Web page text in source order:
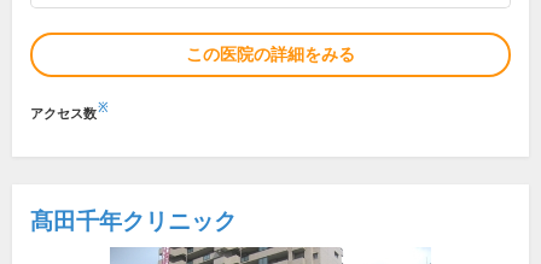
この医院の詳細をみる
アクセス数※
髙田千年クリニック